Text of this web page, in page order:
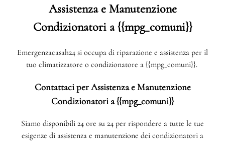
Assistenza e Manutenzione
Condizionatori a {{mpg_comuni}}
Emergenzacasah24 si occupa di riparazione e assistenza per il
tuo climatizzatore o condizionatore a {{mpg_comuni}}.
Contattaci per Assistenza e Manutenzione
Condizionatori a {{mpg_comuni}}
Siamo disponibili 24 ore su 24 per rispondere a tutte le tue
esigenze di assistenza e manutenzione dei condizionatori a